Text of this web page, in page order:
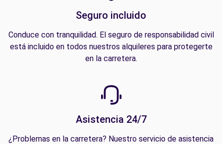
Seguro incluido
Conduce con tranquilidad. El seguro de responsabilidad civil
está incluido en todos nuestros alquileres para protegerte
en la carretera.
Asistencia 24/7
¿Problemas en la carretera? Nuestro servicio de asistencia